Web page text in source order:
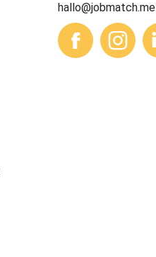
hallo@jobmatch.me